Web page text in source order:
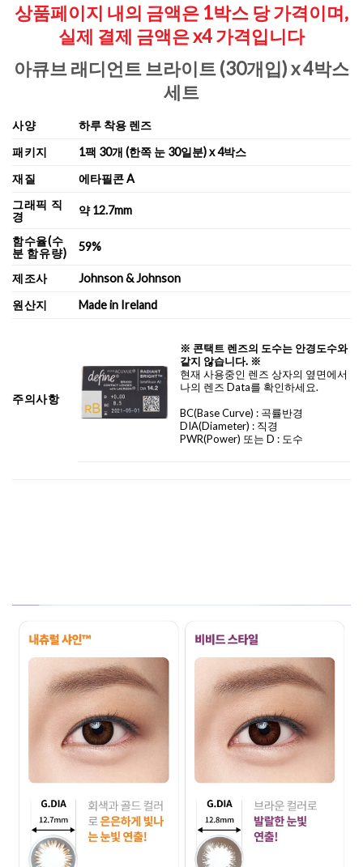
상품페이지 내의 금액은 1박스 당 가격이며,
실제 결제 금액은 x4 가격입니다
아큐브 래디언트 브라이트 (30개입)x 4박스
세트
사양
하루 착용 렌즈
패키지
1팩 30개 (한쪽 눈 30일분) x 4박스
재질
에타필콘 A
그래픽 직
경
약 12.7mm
함수율(수
분 함유량)
59%
제조사
Johnson & Johnson
원산지
Made in Ireland
주의사항
※ 콘택트 렌즈의 도수는 안경도수와
같지 않습니다. ※
현재 사용중인 렌즈 상자의 옆면에서
나의 렌즈 Data를 확인하세요.
BC(Base Curve) : 곡률반경
DIA(Diameter) : 직경
PWR(Power) 또는 D : 도수